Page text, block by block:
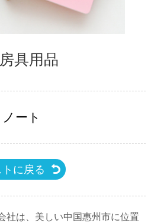
具用品
ノート
トに戻る 
社は、美しい中国惠州市に位置